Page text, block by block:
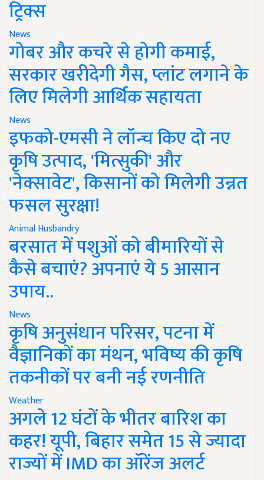
ट्रिक्स
News
गोबर और कचरे से होगी कमाई,
सरकार खरीदेगी गैस, प्लांट लगाने के
लिए मिलेगी आर्थिक सहायता
News
इफको-एमसी ने लॉन्च किए दो नए
कृषि उत्पाद, 'मित्सुकी' और
'नेक्सावेट', किसानों को मिलेगी उन्नत
फसल सुरक्षा!
Animal Husbandry
बरसात में पशुओं को बीमारियों से
कैसे बचाएं? अपनाएं ये 5 आसान
उपाय..
News
कृषि अनुसंधान परिसर, पटना में
वैज्ञानिकों का मंथन, भविष्य की कृषि
तकनीकों पर बनी नई रणनीति
Weather
अगले 12 घंटों के भीतर बारिश का
कहर! यूपी, बिहार समेत 15 से ज्यादा
राज्यों में IMD का ऑरेंज अलर्ट